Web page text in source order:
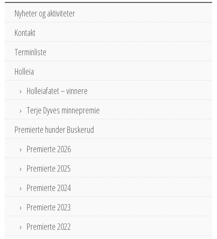
Nyheter og aktiviteter
Kontakt
Terminliste
Holleia
Holleiafatet – vinnere
Terje Dyves minnepremie
Premierte hunder Buskerud
Premierte 2026
Premierte 2025
Premierte 2024
Premierte 2023
Premierte 2022